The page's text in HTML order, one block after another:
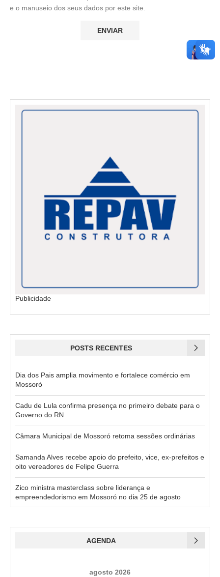
e o manuseio dos seus dados por este site.
Publicidade
POSTS RECENTES
Dia dos Pais amplia movimento e fortalece comércio em
Mossoró
Cadu de Lula confirma presença no primeiro debate para o
Governo do RN
Câmara Municipal de Mossoró retoma sessões ordinárias
Samanda Alves recebe apoio do prefeito, vice, ex-prefeitos e
oito vereadores de Felipe Guerra
Zico ministra masterclass sobre liderança e
empreendedorismo em Mossoró no dia 25 de agosto
AGENDA
agosto 2026